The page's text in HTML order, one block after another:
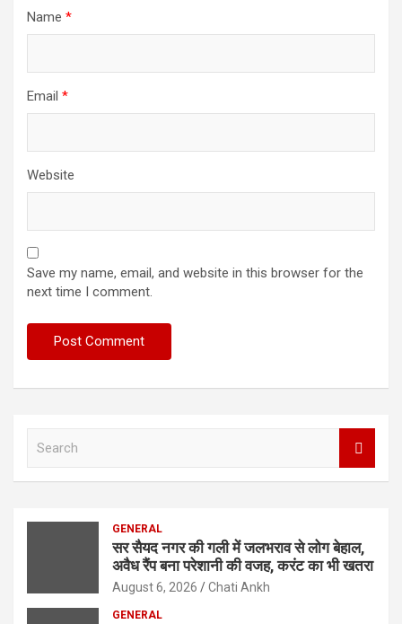
Name *
Email *
Website
Save my name, email, and website in this browser for the
next time I comment.
GENERAL
सर सैयद नगर की गली में जलभराव से लोग बेहाल,
अवैध रैंप बना परेशानी की वजह, करंट का भी खतरा
August 6, 2026 Chati Ankh
GENERAL